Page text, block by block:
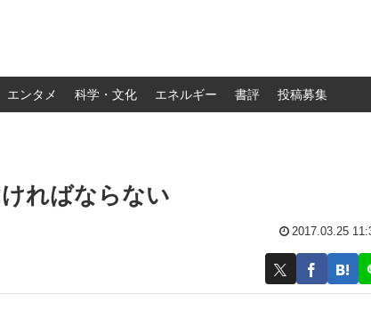
エンタメ 科学・文化 エネルギー 書評 投稿募集
ればならない
2017.03.25